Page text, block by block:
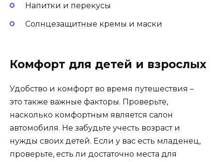
Напитки и перекусы
Солнцезащитные кремы и маски
Комфорт для детей и взрослых
Удобство и комфорт во время путешествия –
это также важные факторы. Проверьте,
насколько комфортным является салон
автомобиля. Не забудьте учесть возраст и
нужды своих детей. Если у вас есть младенец,
проверьте, есть ли достаточно места для